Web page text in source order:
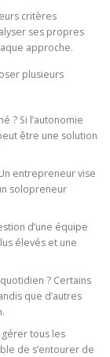
critères
ses propres
approche.
plusieurs
? Si l’autonomie
être une solution
entrepreneur vise
solopreneur
d’une équipe
élevés et une
? Certains
que d’autres
tous les
de s’entourer de